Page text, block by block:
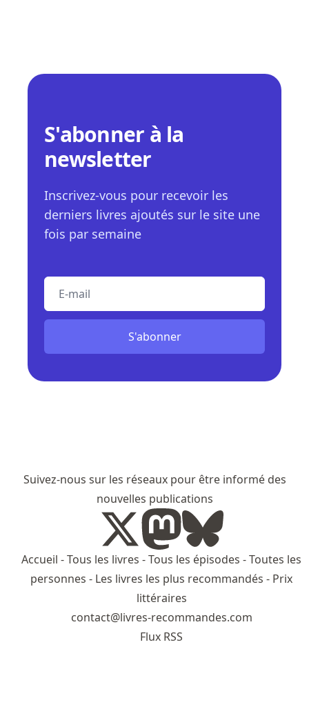
S'abonner à la
newsletter
Inscrivez-vous pour recevoir les
derniers livres ajoutés sur le site une
fois par semaine
E-mail
S'abonner
Suivez-nous sur les réseaux pour être informé des
nouvelles publications
Accueil -Tous les livres -Tous les épisodes -Toutes les
personnes - Les livres les plus recommandés - Prix
littéraires
contact@livres-recommandes.com
Flux RSS